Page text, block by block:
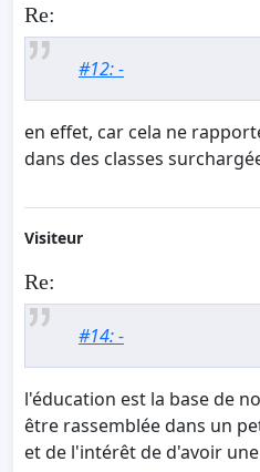
Re:
#12: -
en effet, car cela ne
dans des classes
Visiteur
Re:
#14: -
l'éducation est la base de
être rassemblée dans un
et de l'intérêt de d'avoir